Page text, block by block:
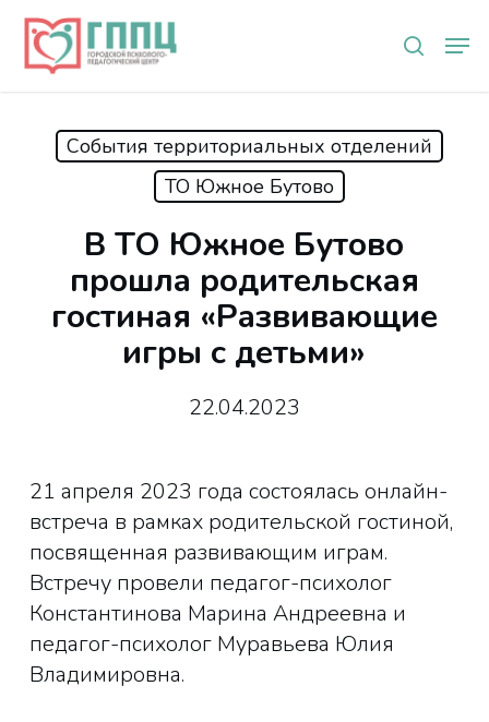
Skip
main
search
События территориальных отделений
ТО Южное Бутово
В ТО Южное Бутово
прошла родительская
гостиная «Развивающие
игры с детьми»
22.04.2023
21 апреля 2023 года состоялась онлайн-
встреча в рамках родительской гостиной,
посвященная развивающим играм.
Встречу провели педагог-психолог
Константинова Марина Андреевна и
педагог-психолог Муравьева Юлия
Владимировна.